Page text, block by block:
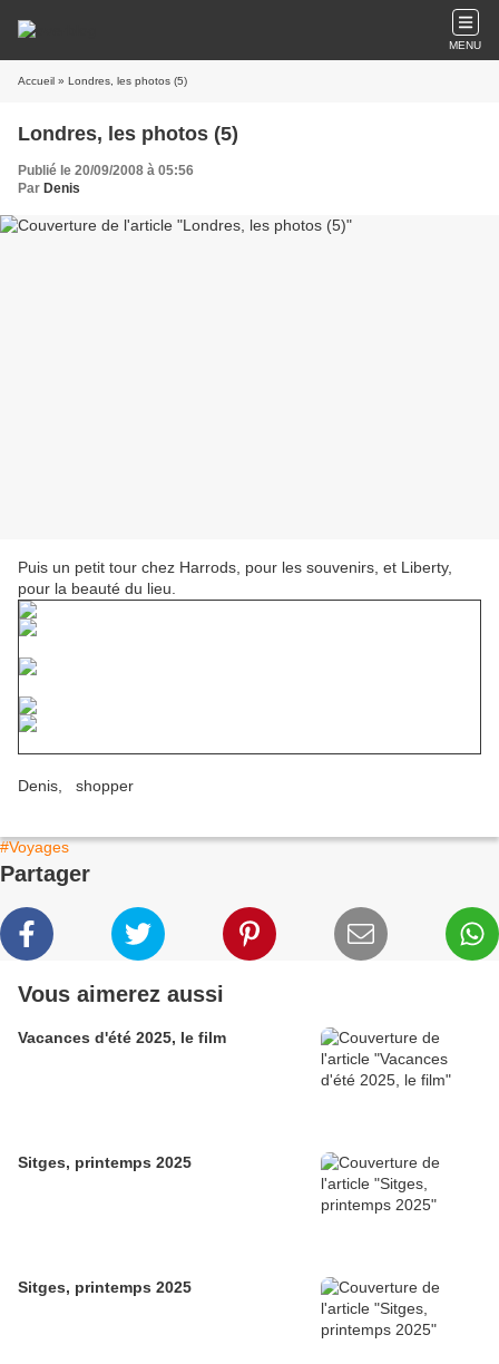
MENU
Accueil » Londres, les photos (5)
Londres, les photos (5)
Publié le 20/09/2008 à 05:56
Par Denis
Puis un petit tour chez Harrods, pour les souvenirs, et Liberty,
pour la beauté du lieu.
Denis, shopper
#Voyages
Partager
Vous aimerez aussi
Vacances d'été 2025, le film
Sitges, printemps 2025
Sitges, printemps 2025